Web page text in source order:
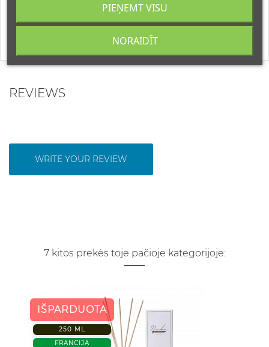
un karstuma. Rotangpalmas kociņus uzglabāt vertikāli pudelē.
REVIEWS
WRITE YOUR REVIEW
7 kitos prekės toje pačioje kategorijoje:
IŠPARDUOTA
250 ML
FRANCIJA
NORAIDĪT
PIEŅEMT VISU